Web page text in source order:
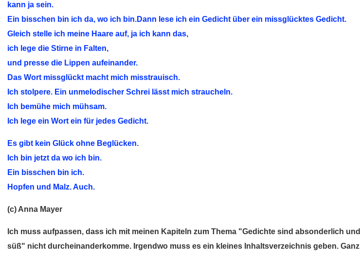
kann ja sein.
Ein bisschen bin ich da, wo ich bin.Dann lese ich ein Gedicht über ein missglücktes Gedicht.
Gleich stelle ich meine Haare auf, ja ich kann das,
ich lege die Stirne in Falten,
und presse die Lippen aufeinander.
Das Wort missglückt macht mich misstrauisch.
Ich stolpere. Ein unmelodischer Schrei lässt mich straucheln.
Ich bemühe mich mühsam.
Ich lege ein Wort ein für jedes Gedicht.
Es gibt kein Glück ohne Beglücken.
Ich bin jetzt da wo ich bin.
Ein bisschen bin ich.
Hopfen und Malz. Auch.
(c) Anna Mayer
Ich muss aufpassen, dass ich mit meinen Kapiteln zum Thema "Gedichte sind absonderlich und
süß" nicht durcheinanderkomme. Irgendwo muss es ein kleines Inhaltsverzeichnis geben. Ganz